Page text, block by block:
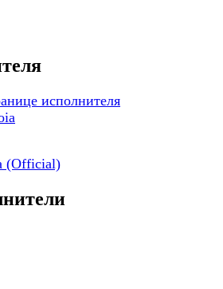
исполнителя
(Official)